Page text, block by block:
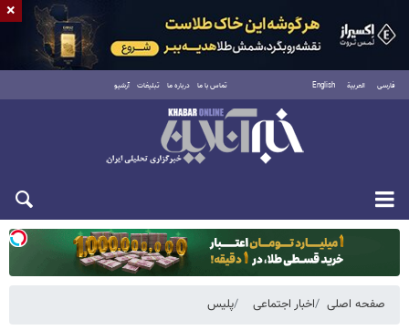
فارسی العربية English تماس با ما درباره ما تبلیغات آرشیو
دوشنبه ۱۹ مرداد ۱۴۰۵
صفحه اصلی اخبار اجتماعی پلیس
×